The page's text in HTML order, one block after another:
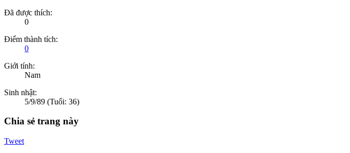
Đã được thích:
0
Điểm thành tích:
0
Giới tính:
Nam
Sinh nhật:
5/9/89 (Tuổi: 36)
Chia sẻ trang này
Tweet